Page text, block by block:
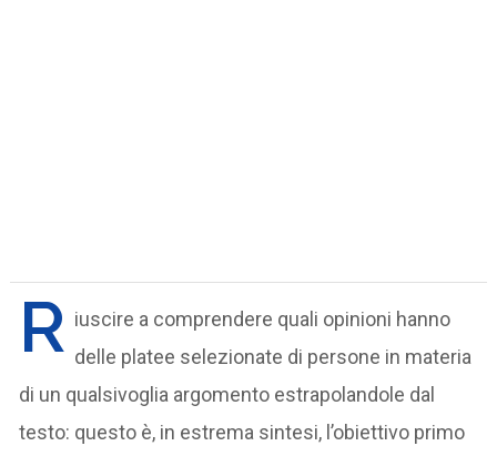
R iuscire a comprendere quali opinioni hanno
delle platee selezionate di persone in materia
di un qualsivoglia argomento estrapolandole dal
testo: questo è, in estrema sintesi, l’obiettivo primo